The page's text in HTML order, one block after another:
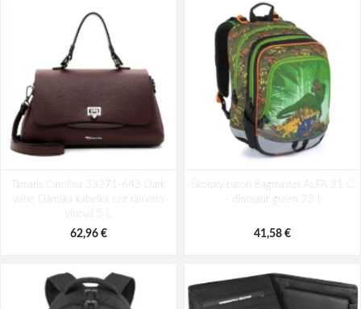
Rosé 35 l
49,10 €
AM-581-05 modrá 19 L
94,29 €
Tamaris Carolina 33271-643 Dark
wine Dámska kabelka cez rameno
vínová 5 L
62,96 €
Školský batoh Bagmaster ALFA 21 C
- dinosaur green 23 l
41,58 €